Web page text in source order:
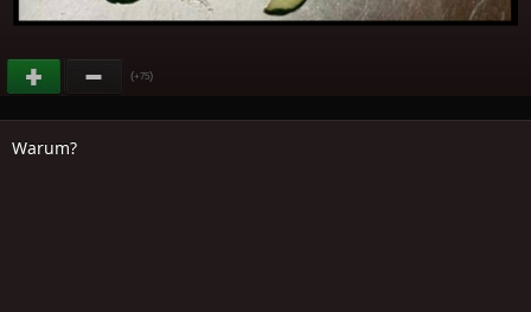
(+75)
Warum?